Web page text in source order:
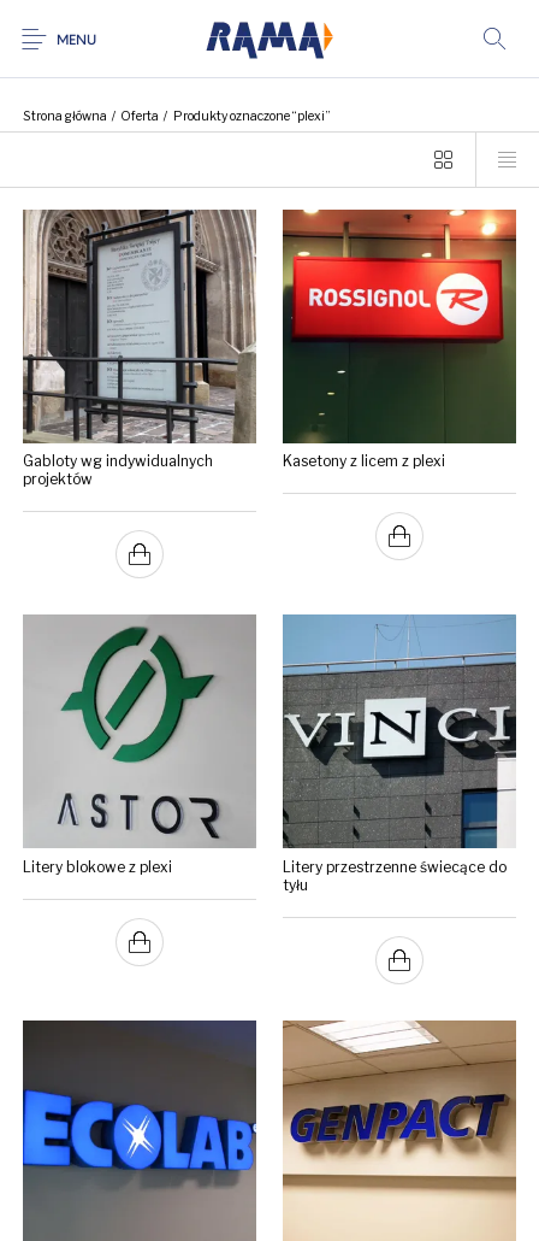
MENU
Strona główna / Oferta / Produkty oznaczone “plexi”
Gabloty wg indywidualnych
projektów
Kasetony z licem z plexi
Litery blokowe z plexi
Litery przestrzenne świecące do
tyłu